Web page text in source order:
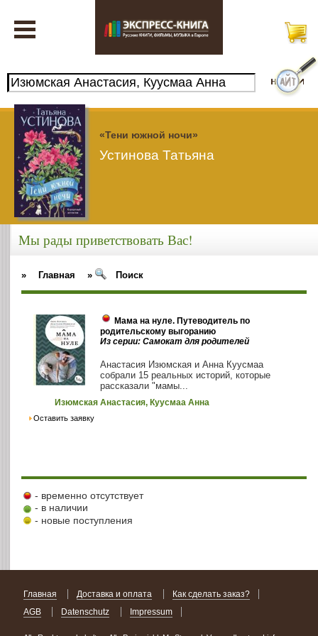
«Тени южной ночи»
Устинова Татьяна
Мы рады приветствовать Вас!
» Главная » Поиск
Мама на нуле. Путеводитель по
родительскому выгоранию
Из серии: Самокат для родителей
Анастасия Изюмская и Анна Куусмаа
собрали 15 реальных историй, которые
рассказали "мамы...
Изюмская Анастасия, Куусмаа Анна
Оставить заявку
- временно отсутствует
- в наличии
- новые поступления
Главная Доставка и оплата
Как сделать заказ?
AGB
Datenschutz Impressum